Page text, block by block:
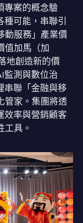
專案的概念驗
可能，串聯引
動服務」產業價
值加馬（加
地創造新的價
監測與數位治
串聯「金融與移
管家。集團將透
效率與營銷顧客
工具。